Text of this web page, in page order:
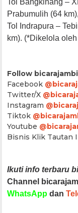
Tol Bangkinang –
Prabumulih (64
Tol Indrapura –
km). (*Dikelola
Follow
Facebook
Twitter/X
Instagram
Tiktok
Youtube
Bisnis Klik Tautan
Ikuti info terbaru
Channel
WhatsApp dan